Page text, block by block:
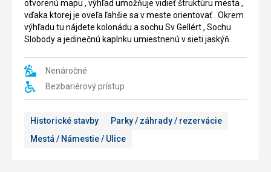
otvorenú mapu , výhľad umožňuje vidieť štruktúru mesta ,
vďaka ktorej je oveľa ľahšie sa v meste orientovať . Okrem
výhľadu tu nájdete kolonádu a sochu Sv Gellért , Sochu
Slobody a jedinečnú kaplnku umiestnenú v sieti jaskýň .
Nenáročné
Bezbariérový prístup
Historické stavby
Parky / záhrady / rezervácie
Mestá / Námestie / Ulice
domov
Európe
jednou
najprestížnejších
inštitúcií
nachádza
centre
mesta
severná